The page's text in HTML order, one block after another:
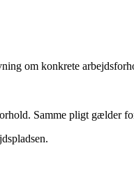
om konkrete
Samme pligt gælder